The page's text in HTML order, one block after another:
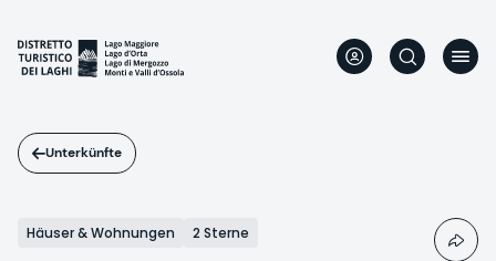
Inhalt
Unterkünfte
Häuser & Wohnungen 2 Sterne